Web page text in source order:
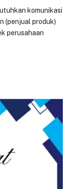
komunikasi
(penjual produk)
perusahaan